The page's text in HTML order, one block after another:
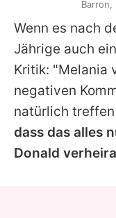
Wenn es nach
Jährige auch
Kritik: "Melania
negativen
natürlich
dass das alles
Donald
Barron,